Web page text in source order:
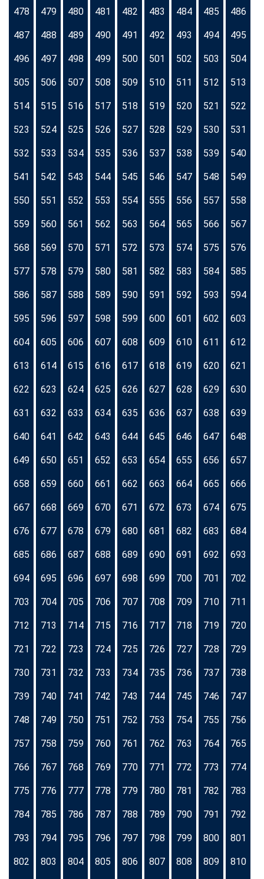
478 479 480 481 482 483 484 485 486
487 488 489 490 491 492 493 494 495
496 497 498 499 500 501 502 503 504
505 506 507 508 509 510 511 512 513
514 515 516 517 518 519 520 521 522
523 524 525 526 527 528 529 530 531
532 533 534 535 536 537 538 539 540
541 542 543 544 545 546 547 548 549
550 551 552 553 554 555 556 557 558
559 560 561 562 563 564 565 566 567
568 569 570 571 572 573 574 575 576
577 578 579 580 581 582 583 584 585
586 587 588 589 590 591 592 593 594
595 596 597 598 599 600 601 602 603
604 605 606 607 608 609 610 611 612
613 614 615 616 617 618 619 620 621
622 623 624 625 626 627 628 629 630
631 632 633 634 635 636 637 638 639
640 641 642 643 644 645 646 647 648
649 650 651 652 653 654 655 656 657
658 659 660 661 662 663 664 665 666
667 668 669 670 671 672 673 674 675
676 677 678 679 680 681 682 683 684
685 686 687 688 689 690 691 692 693
694 695 696 697 698 699 700 701 702
703 704 705 706 707 708 709 710 711
712 713 714 715 716 717 718 719 720
721 722 723 724 725 726 727 728 729
730 731 732 733 734 735 736 737 738
739 740 741 742 743 744 745 746 747
748 749 750 751 752 753 754 755 756
757 758 759 760 761 762 763 764 765
766 767 768 769 770 771 772 773 774
775 776 777 778 779 780 781 782 783
784 785 786 787 788 789 790 791 792
793 794 795 796 797 798 799 800 801
802 803 804 805 806 807 808 809 810